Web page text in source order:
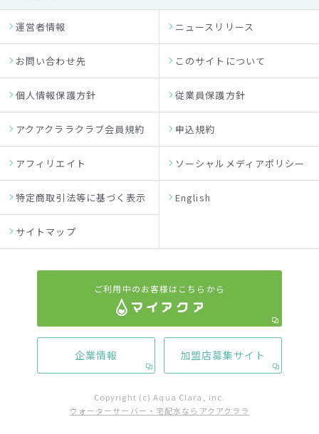
運営者情報 ニュースリリース
お問い合わせ先 このサイトについて
個人情報保護方針 従業員保護方針
アクアクララクラブ会員規約 申込規約
アフィリエイト ソーシャルメディアポリシー
特定商取引法等に基づく表示 English
サイトマップ
ご利用中のお客様はこちらから
企業情報 加盟店募集サイト
Copyright (c) Aqua Clara, inc.
ウォーターサーバー・宅配水ならアクアクララ